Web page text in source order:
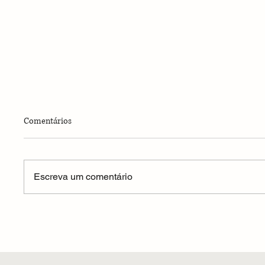
A Boca da Tartaruga
O
Comentários
Escreva um comentário